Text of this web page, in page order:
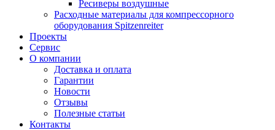
Ресиверы воздушные
Расходные материалы для компрессорного
оборудования Spitzenreiter
Проекты
Сервис
О компании
Доставка и оплата
Гарантии
Новости
Отзывы
Полезные статьи
Контакты